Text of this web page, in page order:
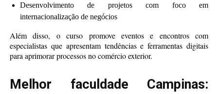
Desenvolvimento de projetos com foco em
internacionalização de negócios
Além disso, o curso promove eventos e encontros com
especialistas que apresentam tendências e ferramentas digitais
para aprimorar processos no comércio exterior.
Melhor faculdade Campinas: